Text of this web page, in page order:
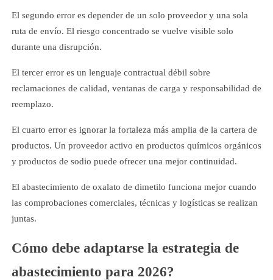
El segundo error es depender de un solo proveedor y una sola
ruta de envío. El riesgo concentrado se vuelve visible solo
durante una disrupción.
El tercer error es un lenguaje contractual débil sobre
reclamaciones de calidad, ventanas de carga y responsabilidad de
reemplazo.
El cuarto error es ignorar la fortaleza más amplia de la cartera de
productos. Un proveedor activo en productos químicos orgánicos
y productos de sodio puede ofrecer una mejor continuidad.
El abastecimiento de oxalato de dimetilo funciona mejor cuando
las comprobaciones comerciales, técnicas y logísticas se realizan
juntas.
Cómo debe adaptarse la estrategia de
abastecimiento para 2026?